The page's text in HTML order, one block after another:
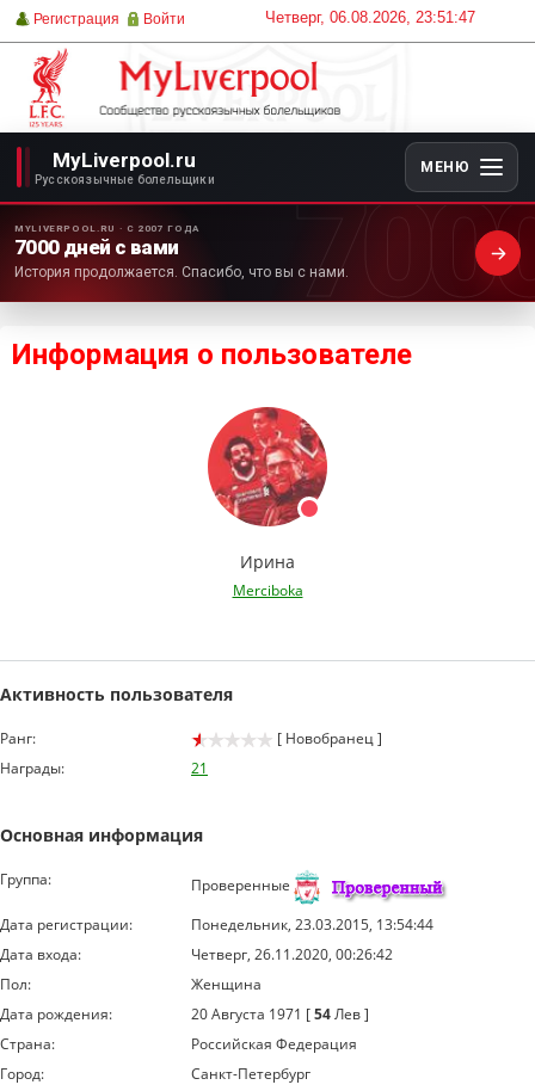
Четверг, 06.08.2026, 23:51:47
Регистрация Войти
MyLiverpool.ru
Русскоязычные болельщики
МЕНЮ
MYLIVERPOOL.RU · С 2007 ГОДА
7000 дней с вами
История продолжается. Спасибо, что вы с нами.
Информация о пользователе
Ирина
Merciboka
Активность пользователя
Ранг:
[ Новобранец ]
Награды:
21
Основная информация
Группа:
Проверенные
Дата регистрации:
Понедельник, 23.03.2015, 13:54:44
Дата входа:
Четверг, 26.11.2020, 00:26:42
Пол:
Женщина
Дата рождения:
20 Августа 1971 [54Лев ]
Страна:
Российская Федерация
Город:
Санкт-Петербург